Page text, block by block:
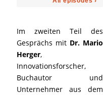
Im zweiten Teil des
Gesprächs mit Dr. Mario
Herger,
Innovationsforscher,
Buchautor und
Unternehmer aus dem